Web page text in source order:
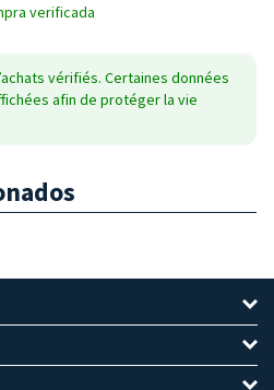
verificada
vérifiés. Certaines données
afin de protéger la vie